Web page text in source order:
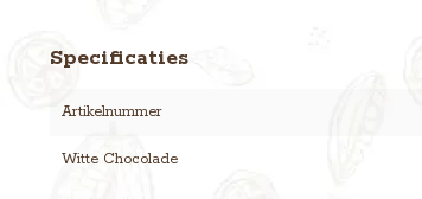
Specificaties
Artikelnummer
Witte Chocolade